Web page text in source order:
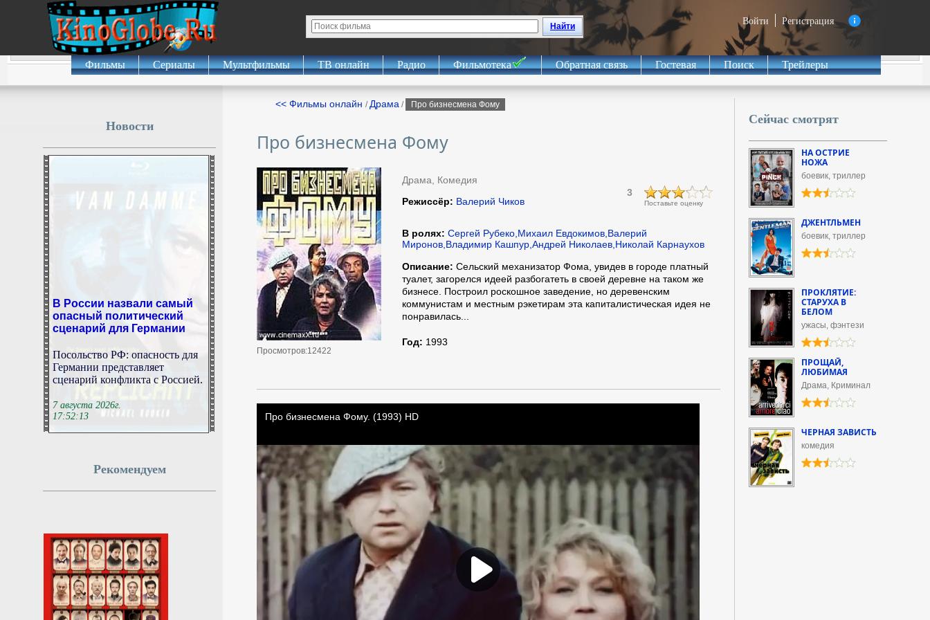
Войти Регистрация
Найти
Фильмы Сериалы Мультфильмы ТВ онлайн Радио Фильмотека Обратная связь Гостевая Поиск Трейлеры
<< Фильмы онлайн / Драма / Про бизнесмена Фому
Про бизнесмена Фому
Просмотров:12422
Драма, Комедия
Поставьте оценку
3
Режиссёр: Валерий Чиков
В ролях: Сергей Рубеко,Михаил Евдокимов,Валерий
Миронов,Владимир Кашпур,Андрей Николаев,Николай Карнаухов
Описание: Сельский механизатор Фома, увидев в городе платный
туалет, загорелся идеей разбогатеть в своей деревне на таком же
бизнесе. Построил роскошное заведение, но деревенским
коммунистам и местным рэкетирам эта капиталистическая идея не
понравилась...
Год: 1993
Новости
опасный политический
сценарий для Германии
Германии представляет
сценарий конфликта с Россией.
17:52:13
Гордеевой*
Катерины Гордеевой*,
включённой в реестр
иностранных агентов. Об этом
сообщили в Главном
следственном управлении СК.
7 августа 2026г.
Рекомендуем
Сейчас смотрят
НА ОСТРИЕ
НОЖА
боевик, триллер
ДЖЕНТЛЬМЕН
боевик, триллер
ПРОКЛЯТИЕ:
СТАРУХА В
БЕЛОМ
ужасы, фэнтези
ПРОЩАЙ,
ЛЮБИМАЯ
Драма, Криминал
ЧЕРНАЯ ЗАВИСТЬ
комедия